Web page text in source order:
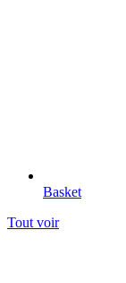
Basket
Tout voir